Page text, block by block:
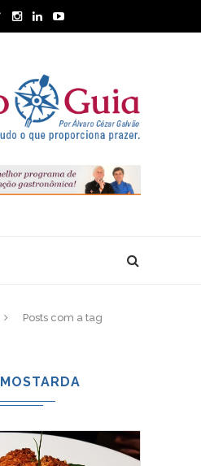
Posts com a tag
MOSTARDA